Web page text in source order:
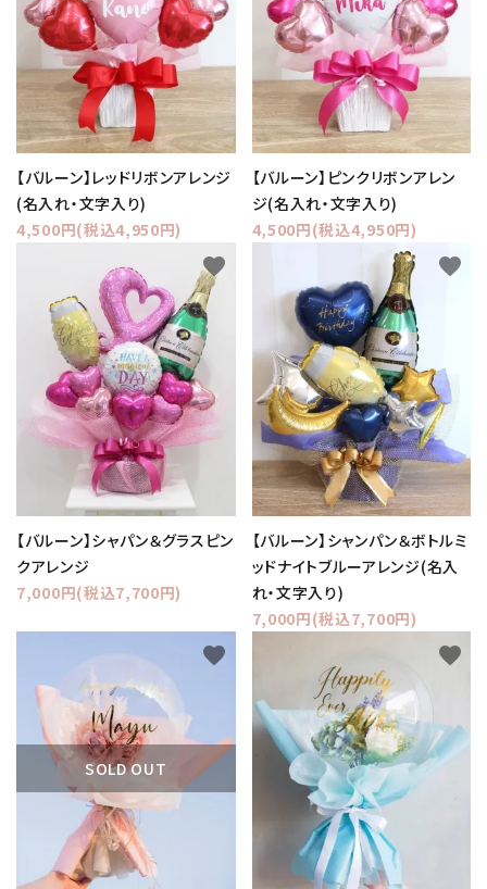
【バルーン】レッドリボンアレンジ
(名入れ・文字入り)
4,500円(税込4,950円)
【バルーン】ピンクリボンアレン
ジ(名入れ・文字入り)
4,500円(税込4,950円)
【バルーン】シャパン＆グラスピン
クアレンジ
7,000円(税込7,700円)
favorite
【バルーン】シャンパン＆ボトルミ
ッドナイトブルーアレンジ(名入
れ・文字入り)
7,000円(税込7,700円)
favorite
SOLD OUT
favorite favorite